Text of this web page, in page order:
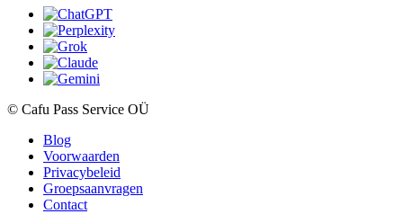
© Cafu Pass Service OÜ
Blog
Voorwaarden
Privacybeleid
Groepsaanvragen
Contact